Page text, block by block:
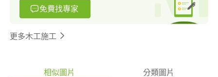
免費找專家
更多木工施工
相似圖片 分類圖片